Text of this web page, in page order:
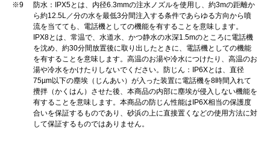
※9
防水：IPX5とは、内径6.3mmの注水ノズルを使用し、約3mの距離か
ら約12.5L／分の水を最低3分間注入する条件であらゆる方向から噴
流を当てても、電話機としての機能を有することを意味します。
IPX8とは、常温で、水道水、かつ静水の水深1.5mのところに電話機
を沈め、約30分間放置後に取り出したときに、電話機としての機能
を有することを意味します。高温のお湯や冷水につけたり、高温のお
湯や冷水をかけたりしないでください。防じん：IP6Xとは、直径
75µm以下の塵埃（じんあい）が入った装置に電話機を8時間入れて
攪拌（かくはん）させた後、本商品の内部に塵埃が侵入しない機能を
有することを意味します。本商品の防じん性能はIP6X相当の保護度
合いを保証するものであり、砂浜の上に直接置くなどの使用方法に対
して保証するものではありません。